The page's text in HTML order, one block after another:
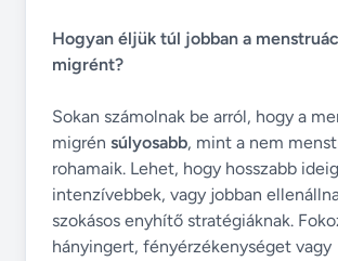
Hogyan éljük túl jobban a
migrént?
Sokan számolnak be arról, hogy a
migrén súlyosabb, mint a nem
rohamaik. Lehet, hogy hosszabb
intenzívebbek, vagy jobban
szokásos enyhítő stratégiáknak.
hányingert, fényérzékenységet vagy